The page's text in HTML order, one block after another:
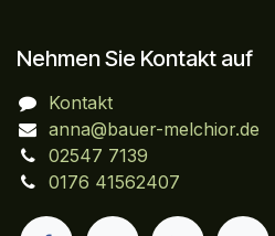
Nehmen Sie Kontakt auf
Kontakt
anna@bauer-melchior.de
02547 7139
0176 41562407